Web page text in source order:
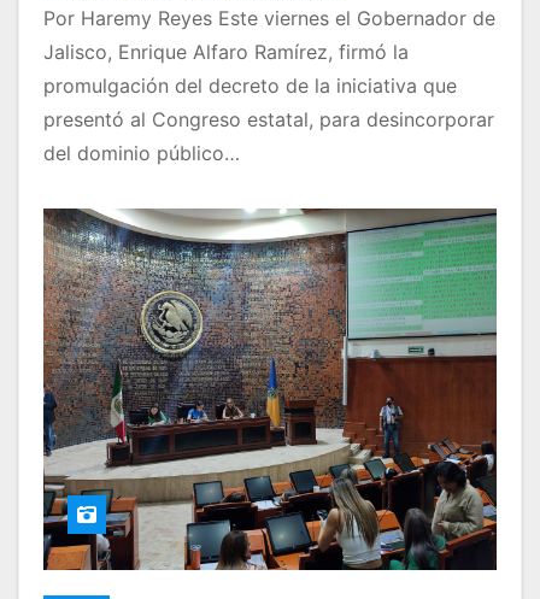
Por Haremy Reyes Este viernes el Gobernador de
Jalisco, Enrique Alfaro Ramírez, firmó la
promulgación del decreto de la iniciativa que
presentó al Congreso estatal, para desincorporar
del dominio público…